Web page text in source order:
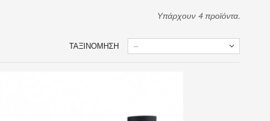
Υπάρχουν 4 προϊόντα.
ΤΑΞΙΝΌΜΗΣΗ --